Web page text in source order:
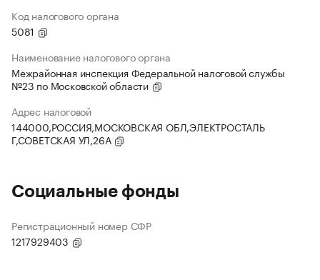
Код налогового органа
5081
Наименование налогового органа
Межрайонная инспекция Федеральной налоговой службы
№23 по Московской области
Адрес налоговой
144000,РОССИЯ,МОСКОВСКАЯ ОБЛ,ЭЛЕКТРОСТАЛЬ
Г,СОВЕТСКАЯ УЛ,26А
Социальные фонды
Регистрационный номер СФР
1217929403